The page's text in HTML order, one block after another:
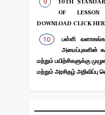
10TH
OF
DOWNLOAD CLICK
பள்ளி
அமைப்புகளின்
மற்றும் பயிற்சிகளுக்கு
மற்றும் அரசிதழ் அறிவிப்பு